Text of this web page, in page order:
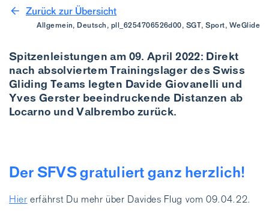
Zurück zur Übersicht
Allgemein, Deutsch, pll_6254706526d00, SGT, Sport, WeGlide
Spitzenleistungen am 09. April 2022: Direkt
nach absolviertem Trainingslager des Swiss
Gliding Teams legten Davide Giovanelli und
Yves Gerster beeindruckende Distanzen ab
Locarno und Valbrembo zurück.
Der SFVS gratuliert ganz herzlich!
Hier erfährst Du mehr über Davides Flug vom 09.04.22.